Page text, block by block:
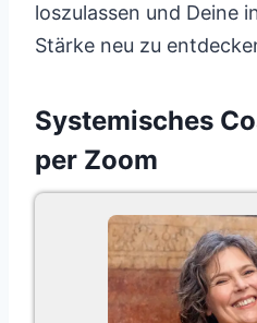
loszulassen und Deine
Stärke neu zu
Systemisches
per Zoom